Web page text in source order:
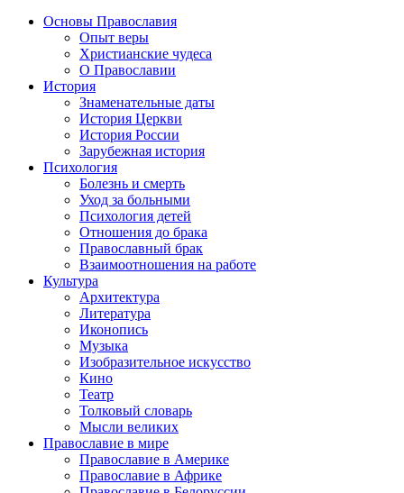
Основы Православия
Опыт веры
Христианские чудеса
О Православии
История
Знаменательные даты
История Церкви
История России
Зарубежная история
Психология
Болезнь и смерть
Уход за больными
Психология детей
Отношения до брака
Православный брак
Взаимоотношения на работе
Культура
Архитектура
Литература
Иконопись
Музыка
Изобразительное искусство
Кино
Театр
Толковый словарь
Мысли великих
Православие в мире
Православие в Америке
Православие в Африке